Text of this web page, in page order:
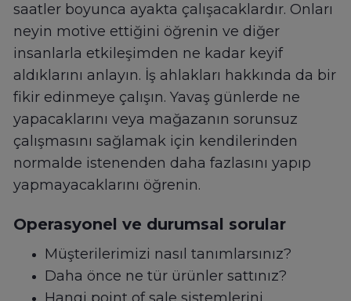
saatler boyunca ayakta çalışacaklardır. Onları
neyin motive ettiğini öğrenin ve diğer
insanlarla etkileşimden ne kadar keyif
aldıklarını anlayın. İş ahlakları hakkında da bir
fikir edinmeye çalışın. Yavaş günlerde ne
yapacaklarını veya mağazanın sorunsuz
çalışmasını sağlamak için kendilerinden
normalde istenenden daha fazlasını yapıp
yapmayacaklarını öğrenin.
Operasyonel ve durumsal sorular
Müşterilerimizi nasıl tanımlarsınız?
Daha önce ne tür ürünler sattınız?